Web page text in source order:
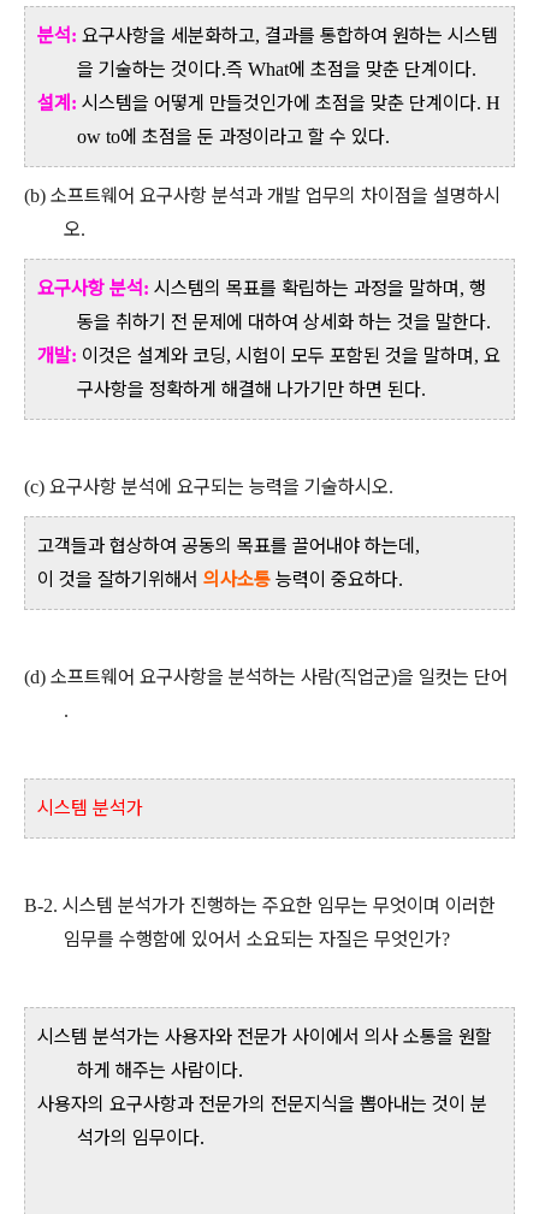
분석 : 요구사항을 세분화하고, 결과를 통합하여 원하는 시스템
을 기술하는 것이다.즉 What에 초점을 맞춘 단계이다.
설계 : 시스템을 어떻게 만들것인가에 초점을 맞춘 단계이다. H
ow to에 초점을 둔 과정이라고 할 수 있다.
(b) 소프트웨어 요구사항 분석과 개발 업무의 차이점을 설명하시
오.
요구사항 분석 : 시스템의 목표를 확립하는 과정을 말하며, 행
동을 취하기 전 문제에 대하여 상세화 하는 것을 말한다.
개발: 이것은 설계와 코딩, 시험이 모두 포함된 것을 말하며, 요
구사항을 정확하게 해결해 나가기만 하면 된다.
(c) 요구사항 분석에 요구되는 능력을 기술하시오.
고객들과 협상하여 공동의 목표를 끌어내야 하는데,
이 것을 잘하기위해서 의사소통 능력이 중요하다.
(d) 소프트웨어 요구사항을 분석하는 사람(직업군)을 일컷는 단어
.
시스템 분석가
B-2. 시스템 분석가가 진행하는 주요한 임무는 무엇이며 이러한
임무를 수행함에 있어서 소요되는 자질은 무엇인가?
시스템 분석가는 사용자와 전문가 사이에서 의사 소통을 원할
하게 해주는 사람이다.
사용자의 요구사항과 전문가의 전문지식을 뽑아내는 것이 분
석가의 임무이다.